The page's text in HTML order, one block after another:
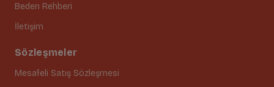
Beden Rehberi
İletişim
Sözleşmeler
Mesafeli Satış Sözleşmesi